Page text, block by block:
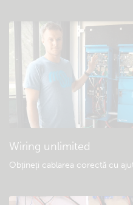
Verificare bază de
Descărcări
Wiring unlimited
Obțineți cablarea corectă cu